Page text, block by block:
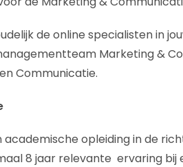
de online specialisten in
Marketing &
Communicatie.
opleiding in de
8 jaar relevante ervaring bij